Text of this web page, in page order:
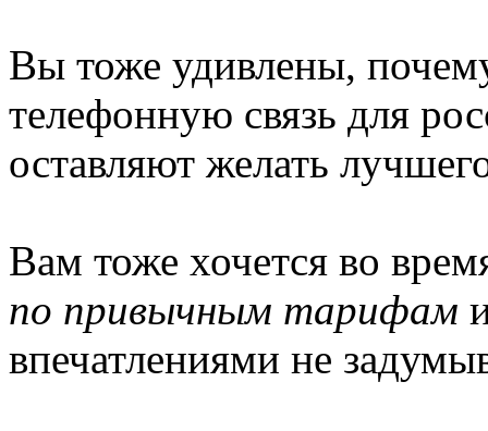
Вы тоже удивлены,
телефонную связь для
оставляют желать
Вам тоже хочется во
по привычным тарифам
впечатлениями не